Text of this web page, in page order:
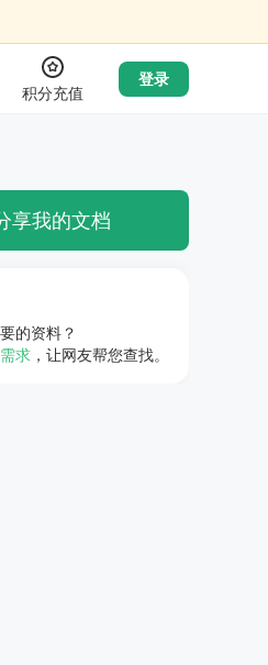
积分充值
登录
享我的文档
的资料？
求 ，让网友帮您查找。